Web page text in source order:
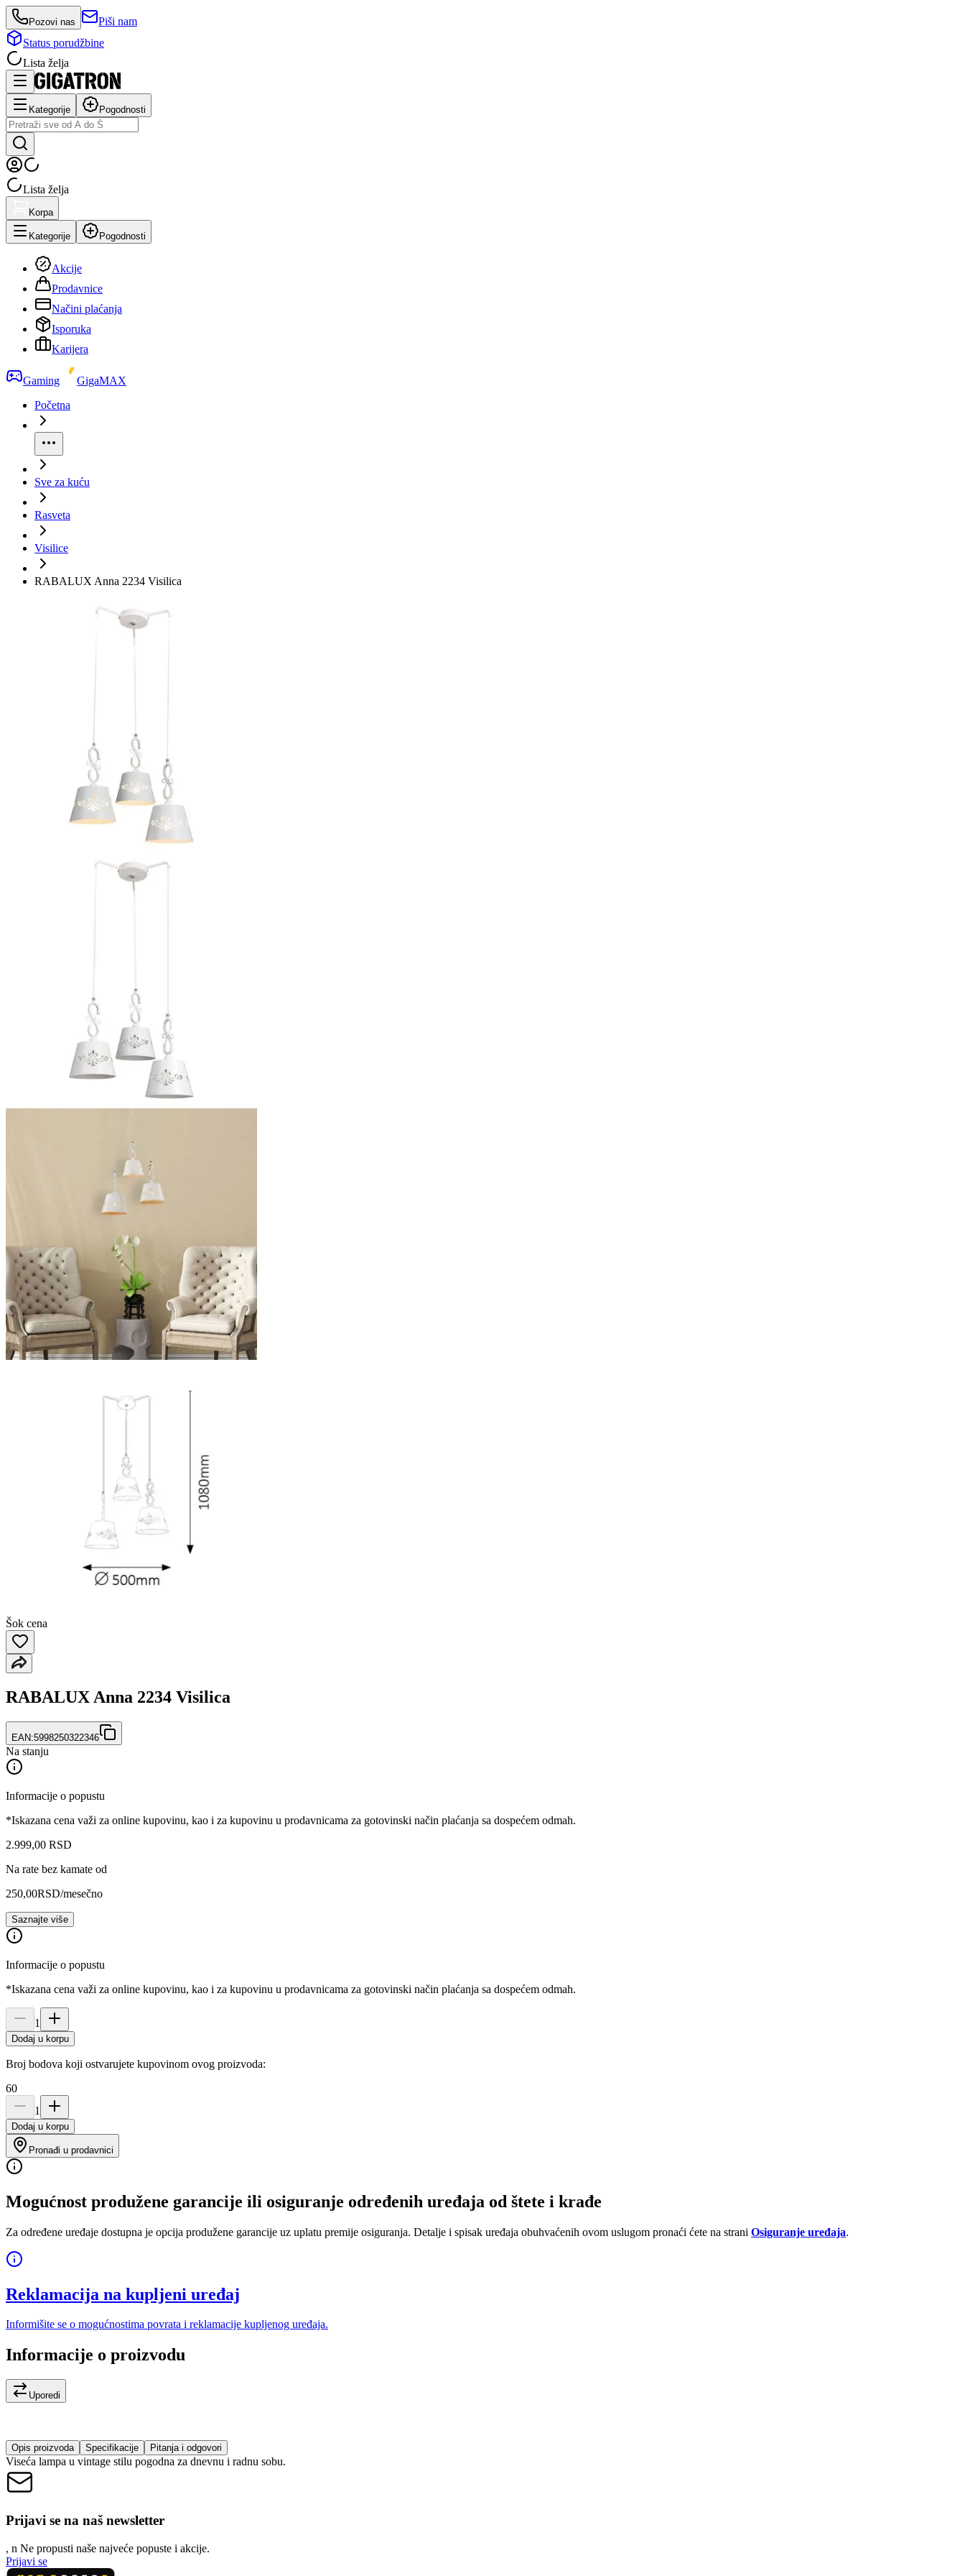
Pozovi nas
Piši nam
Status porudžbine
Lista želja
Kategorije Pogodnosti
Lista želja
Korpa
Kategorije Pogodnosti
Akcije
Prodavnice
Načini plaćanja
Isporuka
Karijera
Gaming
GigaMAX
Početna
Sve za kuću
Rasveta
Visilice
RABALUX Anna 2234 Visilica
Šok cena
RABALUX Anna 2234 Visilica
EAN:5998250322346
Na stanju
Informacije o popustu
*Iskazana cena važi za online kupovinu, kao i za kupovinu u prodavnicama za gotovinski način plaćanja sa dospećem odmah.
2.999,00 RSD
Na rate bez kamate od
250,00RSD/mesečno
Saznajte više
Informacije o popustu
*Iskazana cena važi za online kupovinu, kao i za kupovinu u prodavnicama za gotovinski način plaćanja sa dospećem odmah.
1
Dodaj u korpu
Broj bodova koji ostvarujete kupovinom ovog proizvoda:
60
1
Dodaj u korpu
Pronađi u prodavnici
Mogućnost produžene garancije ili osiguranje određenih uređaja od štete i krađe
Za određene uređaje dostupna je opcija produžene garancije uz uplatu premije osiguranja. Detalje i spisak uređaja obuhvaćenih ovom uslugom pronaći ćete na strani Osiguranje uređaja.
Reklamacija na kupljeni uređaj
Informišite se o mogućnostima povrata i reklamacije kupljenog uređaja.
Informacije o proizvodu
Uporedi
Opis proizvoda Specifikacije Pitanja i odgovori
Viseća lampa u vintage stilu pogodna za dnevnu i radnu sobu.
Prijavi se na naš newsletter
, n Ne propusti naše najveće popuste i akcije.
Prijavi se